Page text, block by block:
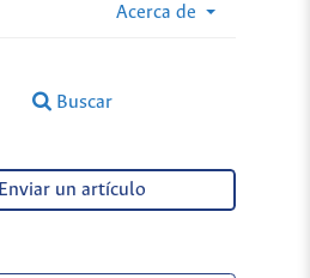
Acerca de
Buscar
Enviar un artículo